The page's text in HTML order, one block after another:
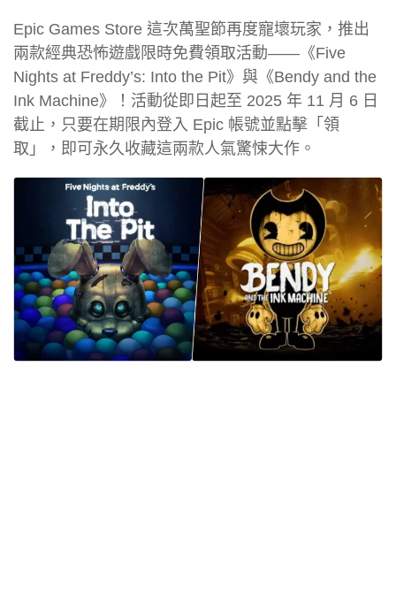
Epic Games Store 這次萬聖節再度寵壞玩家，推出
兩款經典恐怖遊戲限時免費領取活動——《Five
Nights at Freddy’s: Into the Pit》與《Bendy and the
Ink Machine》！活動從即日起至 2025 年 11 月 6 日
截止，只要在期限內登入 Epic 帳號並點擊「領
取」，即可永久收藏這兩款人氣驚悚大作。